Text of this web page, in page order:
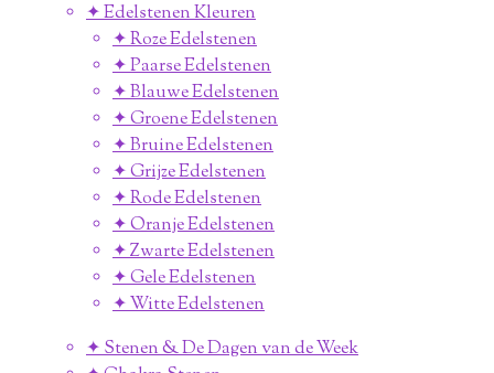
✦ Edelstenen Kleuren
✦ Roze Edelstenen
✦ Paarse Edelstenen
✦ Blauwe Edelstenen
✦ Groene Edelstenen
✦ Bruine Edelstenen
✦ Grijze Edelstenen
✦ Rode Edelstenen
✦ Oranje Edelstenen
✦ Zwarte Edelstenen
✦ Gele Edelstenen
✦ Witte Edelstenen
✦ Stenen & De Dagen van de Week